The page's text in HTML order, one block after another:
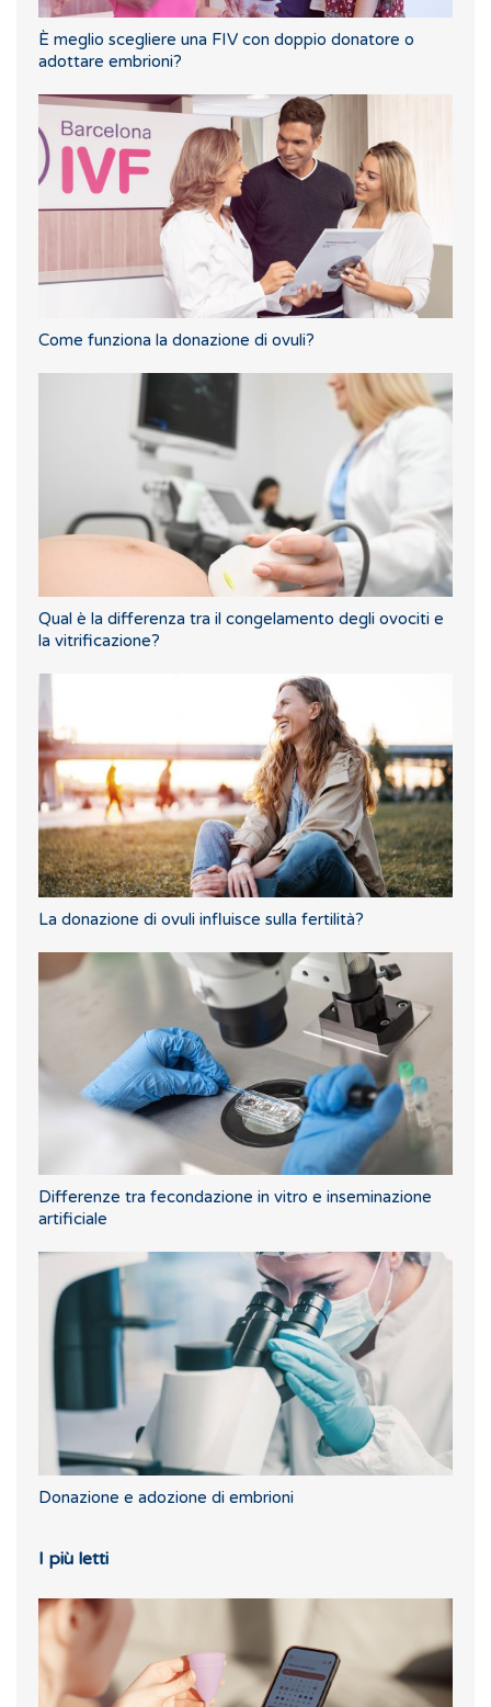
È meglio scegliere una FIV con doppio donatore o
adottare embrioni?
Come funziona la donazione di ovuli?
Qual è la differenza tra il congelamento degli ovociti e
la vitrificazione?
La donazione di ovuli influisce sulla fertilità?
Differenze tra fecondazione in vitro e inseminazione
artificiale
Donazione e adozione di embrioni
I più letti